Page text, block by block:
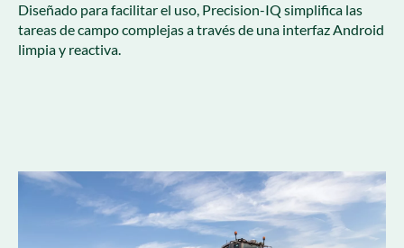
Diseñado para facilitar el uso, Precision-IQ simplifica las
tareas de campo complejas a través de una interfaz Android
limpia y reactiva.